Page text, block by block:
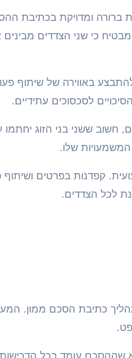
ומדויקת בכתיבת
מבטיח כי שני הצדדים
באווירה של שיתוף
לסכסוכים עתידיים.
ששני בני הזוג יחתמו
שלו.
קפדנות בפרטים ושיתוף
לכל הצדדים.
כתיבת הסכם ממון.